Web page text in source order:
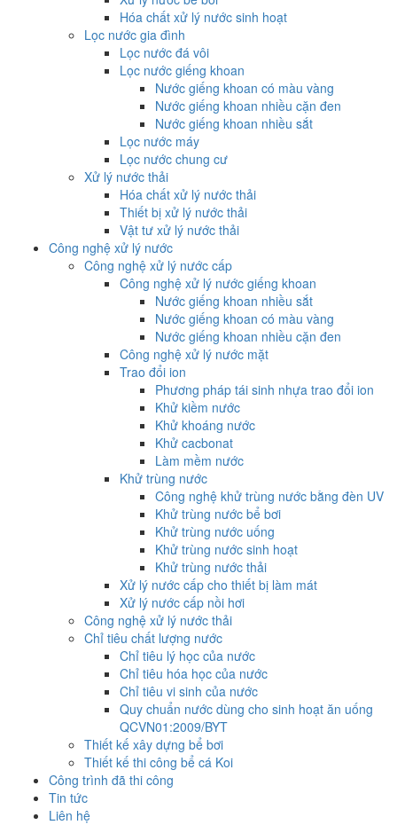
Hóa chất xử lý nước sinh hoạt
Lọc nước gia đình
Lọc nước đá vôi
Lọc nước giếng khoan
Nước giếng khoan có màu vàng
Nước giếng khoan nhiều cặn đen
Nước giếng khoan nhiều sắt
Lọc nước máy
Lọc nước chung cư
Xử lý nước thải
Hóa chất xử lý nước thải
Thiết bị xử lý nước thải
Vật tư xử lý nước thải
Công nghệ xử lý nước
Công nghệ xử lý nước cấp
Công nghệ xử lý nước giếng khoan
Nước giếng khoan nhiều sắt
Nước giếng khoan có màu vàng
Nước giếng khoan nhiều cặn đen
Công nghệ xử lý nước mặt
Trao đổi ion
Phương pháp tái sinh nhựa trao đổi ion
Khử kiềm nước
Khử khoáng nước
Khử cacbonat
Làm mềm nước
Khử trùng nước
Công nghệ khử trùng nước bằng đèn UV
Khử trùng nước bể bơi
Khử trùng nước uống
Khử trùng nước sinh hoạt
Khử trùng nước thải
Xử lý nước cấp cho thiết bị làm mát
Xử lý nước cấp nồi hơi
Công nghệ xử lý nước thải
Chỉ tiêu chất lượng nước
Chỉ tiêu lý học của nước
Chỉ tiêu hóa học của nước
Chỉ tiêu vi sinh của nước
Quy chuẩn nước dùng cho sinh hoạt ăn uống
QCVN01:2009/BYT
Thiết kế xây dựng bể bơi
Thiết kế thi công bể cá Koi
Công trình đã thi công
Tin tức
Liên hệ